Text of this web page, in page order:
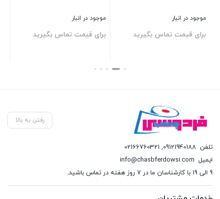
موجود در انبار
برای قیمت تماس بگیرید
موجود در انبار
برای قیمت تماس بگیرید
بستن
رفتن به بالا
تلفن 09121940188
,
02166760321
ایمیل info@chasbferdowsi.com
9 الی 19 با کارشناسان ما در 7 روز هفته در تماس باشید.